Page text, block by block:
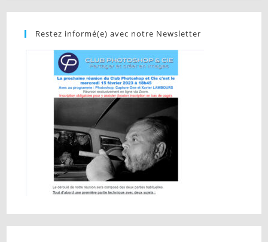
Restez informé(e) avec notre Newsletter